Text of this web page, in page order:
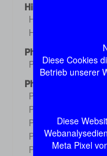
Diese Cookies
Betrieb unserer
Diese
Meta Pixel
Histologie
Histologie s1
Histologie s2
Physik
Physik
Demo
Physiologie
Physiologie 1
Physiologie 2
Physiologie 3 Demo
Physiologie 4 Demo
Physiologie 5 Demo